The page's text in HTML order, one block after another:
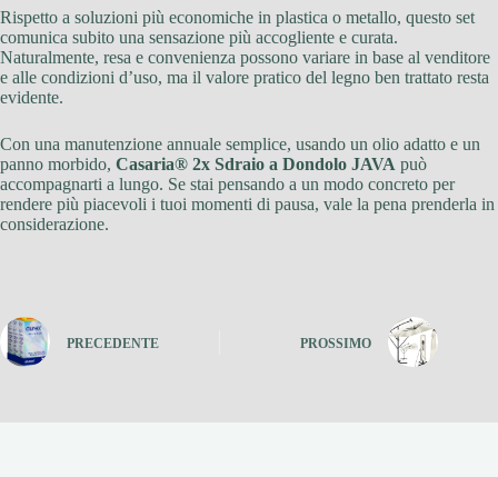
Rispetto a soluzioni più economiche in plastica o metallo, questo set
comunica subito una sensazione più accogliente e curata.
Naturalmente, resa e convenienza possono variare in base al venditore
e alle condizioni d’uso, ma il valore pratico del legno ben trattato resta
evidente.
Con una manutenzione annuale semplice, usando un olio adatto e un
panno morbido, Casaria® 2x Sdraio a Dondolo JAVA può
accompagnarti a lungo. Se stai pensando a un modo concreto per
rendere più piacevoli i tuoi momenti di pausa, vale la pena prenderla in
considerazione.
PRECEDENTE PROSSIMO